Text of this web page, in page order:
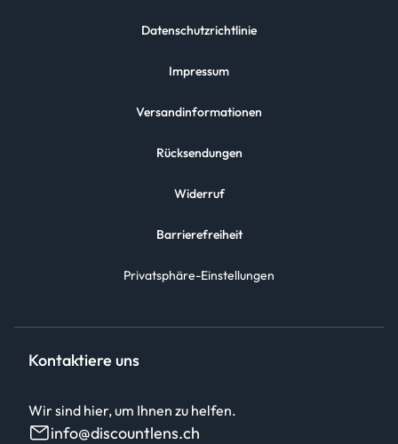
Datenschutzrichtlinie
Impressum
Versandinformationen
Rücksendungen
Widerruf
Barrierefreiheit
Privatsphäre-Einstellungen
Kontaktiere uns
Wir sind hier, um Ihnen zu helfen.
info@discountlens.ch